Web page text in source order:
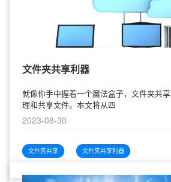
文件夹共享利器
就像你手中握着一个魔法盒子，文件夹共
理和共享文件。本文将从四
2023-08-30
文件夹共享 文件夹共享利器